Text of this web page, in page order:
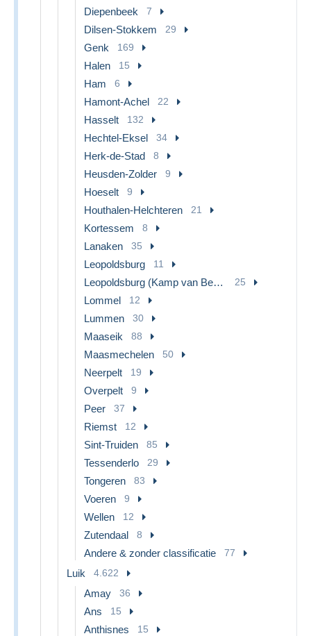
Diepenbeek 7
Dilsen-Stokkem 29
Genk 169
Halen 15
Ham 6
Hamont-Achel 22
Hasselt 132
Hechtel-Eksel 34
Herk-de-Stad 8
Heusden-Zolder 9
Hoeselt 9
Houthalen-Helchteren 21
Kortessem 8
Lanaken 35
Leopoldsburg 11
Leopoldsburg (Kamp van Beverloo) 25
Lommel 12
Lummen 30
Maaseik 88
Maasmechelen 50
Neerpelt 19
Overpelt 9
Peer 37
Riemst 12
Sint-Truiden 85
Tessenderlo 29
Tongeren 83
Voeren 9
Wellen 12
Zutendaal 8
Andere & zonder classificatie 77
Luik 4.622
Amay 36
Ans 15
Anthisnes 15